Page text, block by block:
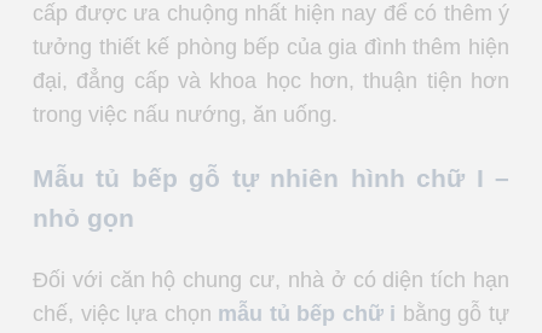
cấp được ưa chuộng nhất hiện nay để có thêm ý
tưởng thiết kế phòng bếp của gia đình thêm hiện
đại, đẳng cấp và khoa học hơn, thuận tiện hơn
trong việc nấu nướng, ăn uống.
Mẫu tủ bếp gỗ tự nhiên hình chữ I –
nhỏ gọn
Đối với căn hộ chung cư, nhà ở có diện tích hạn
chế, việc lựa chọn mẫu tủ bếp chữ i bằng gỗ tự